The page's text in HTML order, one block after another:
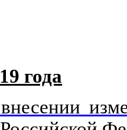
года